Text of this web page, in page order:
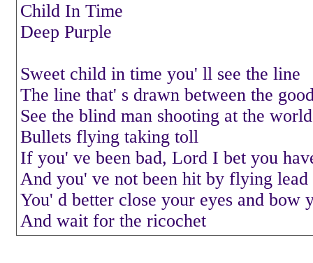
Child In Time
Deep Purple
Sweet child in time you' ll see the line
The line that' s drawn between the
See the blind man shooting at the world
Bullets flying taking toll
If you' ve been bad, Lord I bet you
And you' ve not been hit by flying lead
You' d better close your eyes and bow
And wait for the ricochet